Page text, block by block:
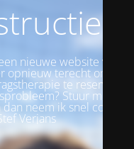
nieuwe website voor
terecht om je
te reserveren.
Stuur me dan
neem ik snel contact
Verjans